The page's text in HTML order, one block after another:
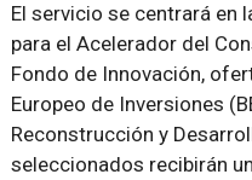
El servicio se centrará en
para el Acelerador del
Fondo de Innovación,
Europeo de Inversiones
Reconstrucción y
seleccionados recibirán